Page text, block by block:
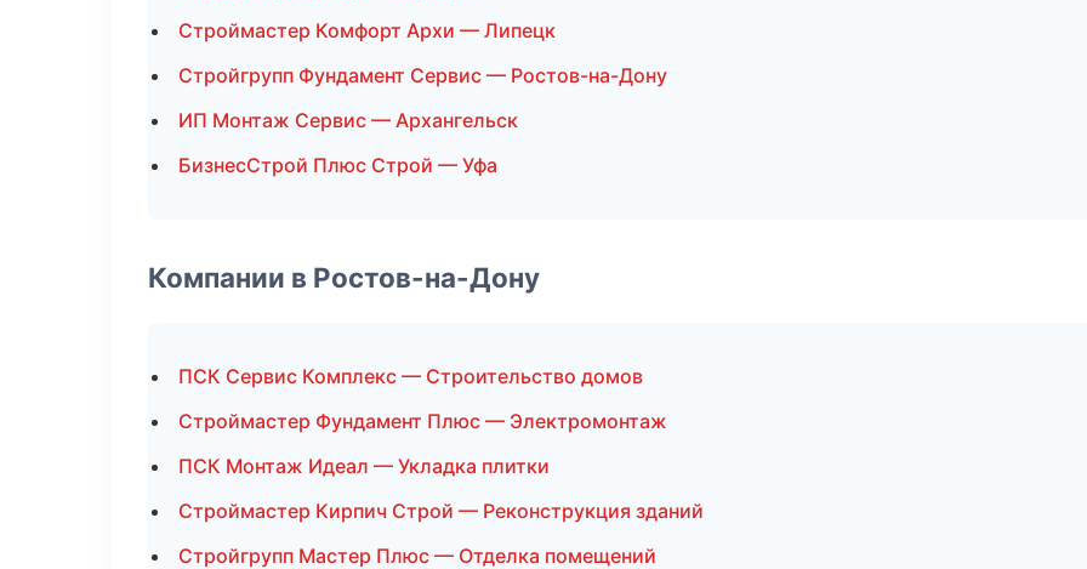
Строймастер Комфорт Архи — Липецк
Стройгрупп Фундамент Сервис — Ростов-на-Дону
ИП Монтаж Сервис — Архангельск
БизнесСтрой Плюс Строй — Уфа
Компании в Ростов-на-Дону
ПСК Сервис Комплекс — Строительство домов
Строймастер Фундамент Плюс — Электромонтаж
ПСК Монтаж Идеал — Укладка плитки
Строймастер Кирпич Строй — Реконструкция зданий
Стройгрупп Мастер Плюс — Отделка помещений